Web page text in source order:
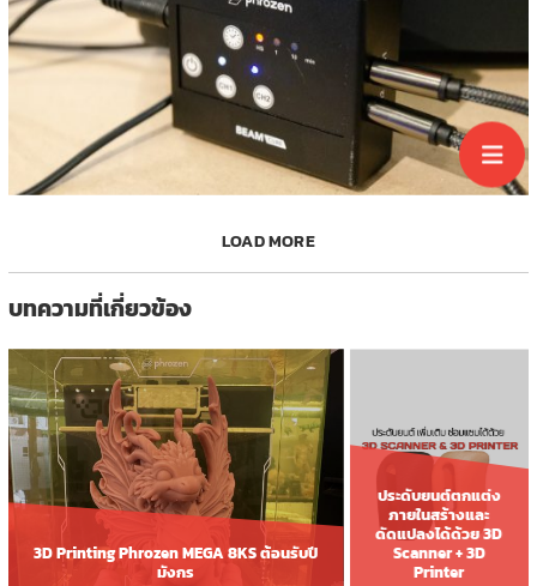
LOAD MORE
บทความที่เกี่ยวข้อง
3D Printing Phrozen MEGA 8KS ต้อนรับปี
มังกร
ประดับยนต์ตกแต่ง
ภายในสร้างและ
ดัดแปลงได้ด้วย 3D
Scanner + 3D
Printer